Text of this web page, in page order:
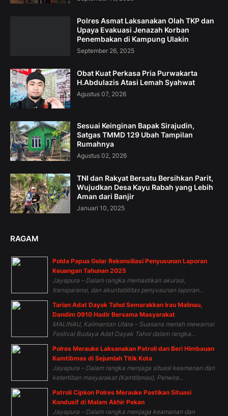
Polres Asmat Laksanakan Olah TKP dan
Upaya Evakuasi Jenazah Korban
Penembakan di Kampung Ulakin
September 26, 2025
Obat Kuat Perkasa Pria Purwakarta
H.Abdulazis Atasi Lemah Syahwat
Agustus 07, 2026
Sesuai Keinginan Bapak Sirajudin,
Satgas TMMD 129 Ubah Tampilan
Rumahnya
Agustus 02, 2026
TNI dan Rakyat Bersatu Bersihkan Parit,
Wujudkan Desa Kayu Rabah yang Lebih
Aman dari Banjir
Januari 10, 2025
RAGAM
Polda Papua Gelar Rekonsiliasi Penyusunan Laporan
Keuangan Tahunan 2025
Jayapura – Dalam rangka memastikan akurasi,
transparansi, dan akuntabilitas penyusunan laporan...
Tarian Adat Dayak Tahol Semarakkan Irau Malinau,
Dandim 0910 Hadir Bersama Masyarakat
MALINAU, Kalimantan Utara – Suasana meriah mewarnai
Festival Budaya Adat Dayak Tahol dalam rangka...
Polres Merauke Laksanakan Patroli dan Beri Himbauan
Kamtibmas di Sejumlah Titik Kota
Jayapura – Dalam rangka menjaga situasi keamanan dan
ketertiban masyarakat (Kamtibmas), Perwira...
Patroli Cipkon Polres Merauke Pastikan Situasi
Kondusif di Malam Akhir Pekan
Jayapura – Dalam rangka menjaga keamanan dan